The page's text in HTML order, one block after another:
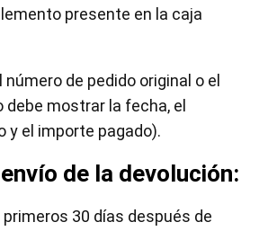
presente en la caja
número de pedido original o el
debe mostrar la fecha, el
y el importe pagado).
de la devolución:
primeros 30 días después de